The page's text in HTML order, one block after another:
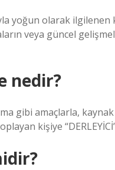
yoğun olarak
veya güncel
nedir?
gibi amaçlarla,
kişiye